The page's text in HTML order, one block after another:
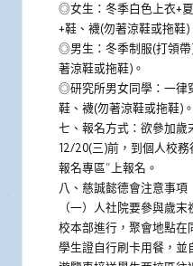
◎女生：冬季白色上衣+
+鞋、襪(勿著涼鞋或拖鞋)
◎男生：冬季制服(打領帶
著涼鞋或拖鞋)。
◎研究所男女同學：一律
鞋、襪(勿著涼鞋或拖鞋)。
七、報名方式：欲參加歲
12/20(三)前，到個人校
報名專區”上報名。
八、慈誠懿德會注意事項
（一）人社院要參與歲
校本部進行，聚會地點在
學生證自行刷卡用餐，並